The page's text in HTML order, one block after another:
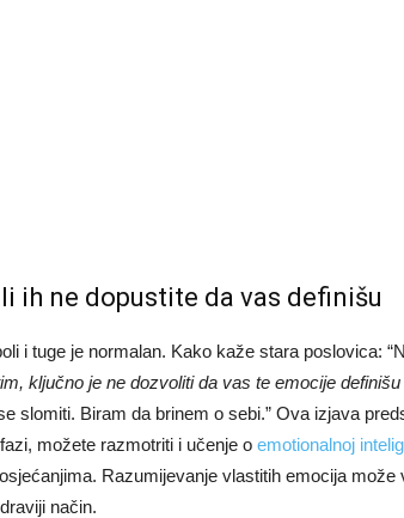
ih ne dopustite da vas definišu
i tuge je normalan. Kako kaže stara poslovica:
ključno je ne dozvoliti da vas te emocije definišu
slomiti. Biram da brinem o sebi.” Ova izjava
možete razmotriti i učenje o emotionalnoj
Razumijevanje vlastitih emocija može
način.